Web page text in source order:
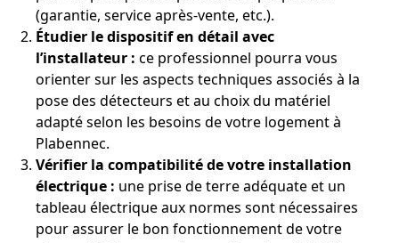
(garantie, service après-vente, etc.).
Étudier le dispositif en détail avec
l’installateur : ce professionnel pourra vous
orienter sur les aspects techniques associés à la
pose des détecteurs et au choix du matériel
adapté selon les besoins de votre logement à
Plabennec.
Vérifier la compatibilité de votre installation
électrique : une prise de terre adéquate et un
tableau électrique aux normes sont nécessaires
pour assurer le bon fonctionnement de votre